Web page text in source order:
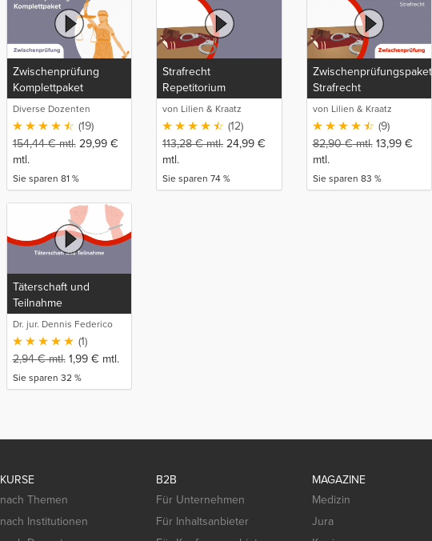
Zwischenprüfung
Komplettpaket
Diverse Dozenten
(19)
154,44€mtl. 29,99 €
mtl.
Sie sparen 81 %
Strafrecht
Repetitorium
von Lilien & Kraatz
(12)
113,28€mtl. 24,99 €
mtl.
Sie sparen 74 %
Zwischenprüfungspaket:
Strafrecht
von Lilien & Kraatz
(9)
82,90€mtl. 13,99 €
mtl.
Sie sparen 83 %
Täterschaft und
Teilnahme
Dr. jur. Dennis Federico
Otte
(1)
2,94€mtl. 1,99 € mtl.
Sie sparen 32 %
KURSE
nach Themen
nach Institutionen
B2B
Für Unternehmen
Für Inhaltsanbieter
MAGAZINE
Medizin
Jura